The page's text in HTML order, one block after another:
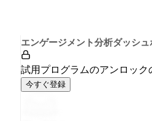
エンゲージメント分析ダッシュ
試用プログラムのアンロック
今すぐ登録